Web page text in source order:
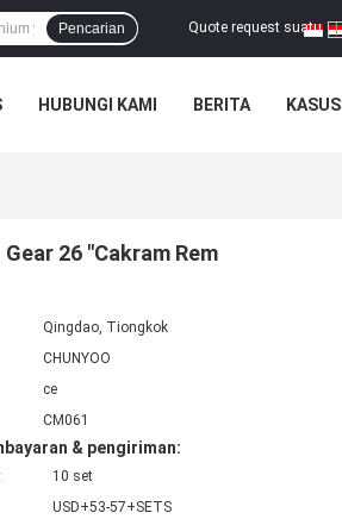
Quote request suatu |
Pencarian
HUBUNGI KAMI BERITA KASUS
26 "Cakram Rem
Qingdao, Tiongkok
CHUNYOO
ce
CM061
& pengiriman:
10 set
USD+53-57+SETS